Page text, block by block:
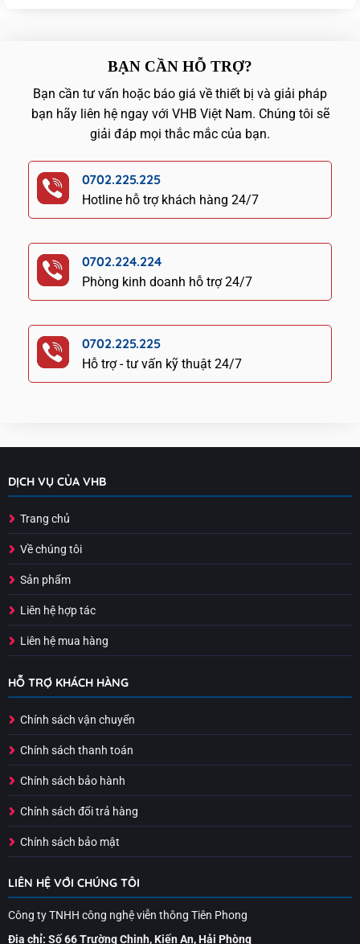
BẠN CẦN HỖ TRỢ?
Bạn cần tư vấn hoặc báo giá về thiết bị và giải pháp
bạn hãy liên hệ ngay với VHB Việt Nam. Chúng tôi sẽ
giải đáp mọi thắc mắc của bạn.
0702.225.225
Hotline hỗ trợ khách hàng 24/7
0702.224.224
Phòng kinh doanh hỗ trợ 24/7
0702.225.225
Hỗ trợ - tư vấn kỹ thuật 24/7
DỊCH VỤ CỦA VHB
Trang chủ
Về chúng tôi
Sản phẩm
Liên hệ hợp tác
Liên hệ mua hàng
HỖ TRỢ KHÁCH HÀNG
Chính sách vận chuyển
Chính sách thanh toán
Chính sách bảo hành
Chính sách đổi trả hàng
Chính sách bảo mật
LIÊN HỆ VỚI CHÚNG TÔI
Công ty TNHH công nghệ viễn thông Tiên Phong
Địa chỉ: Số 66 Trường Chinh, Kiến An, Hải Phòng